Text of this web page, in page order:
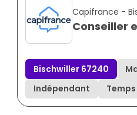
Capifrance -
Conseiller
Bischwiller 67240
Indépendant